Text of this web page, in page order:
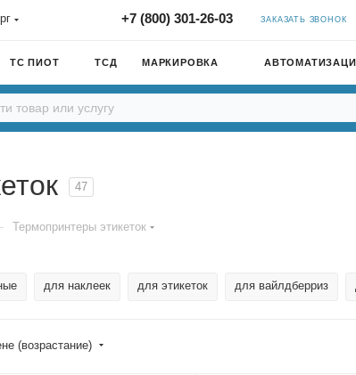
+7 (800) 301-26-03 ЗАКАЗАТЬ ЗВОНОК
ТС ПИОТ ТСД МАРКИРОВКА
47
Термопринтеры этикеток
для наклеек для этикеток для вайлдберриз
(возрастание)